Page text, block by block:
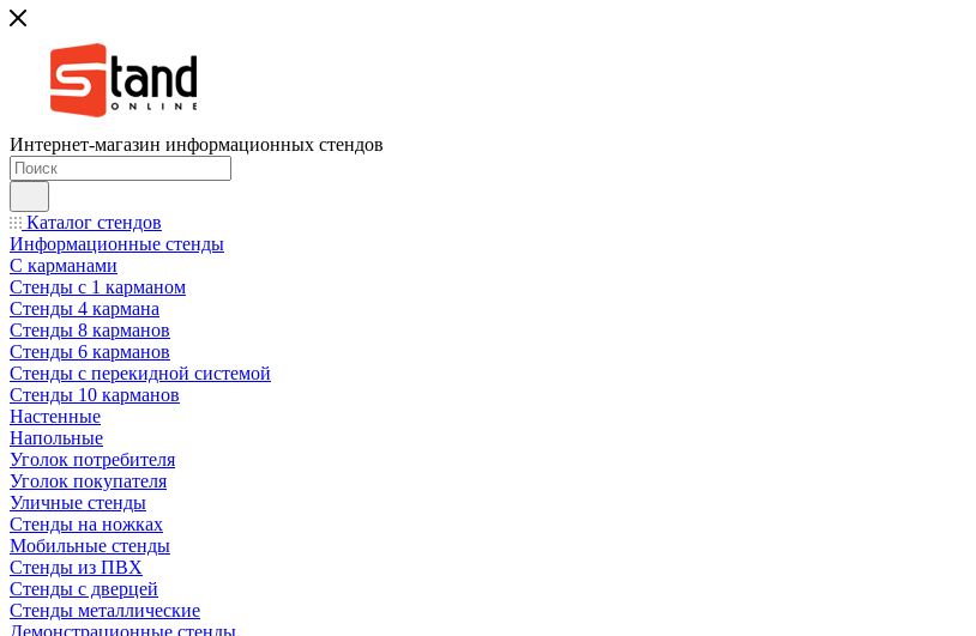
Интернет-магазин информационных стендов
Каталог стендов
Информационные стенды
С карманами
Стенды с 1 карманом
Стенды 4 кармана
Стенды 8 карманов
Стенды 6 карманов
Стенды с перекидной системой
Стенды 10 карманов
Настенные
Напольные
Уголок потребителя
Уголок покупателя
Уличные стенды
Стенды на ножках
Мобильные стенды
Стенды из ПВХ
Стенды с дверцей
Стенды металлические
Демонстрационные стенды